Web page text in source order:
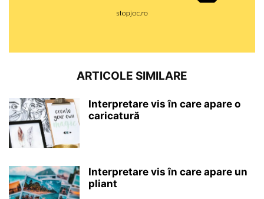
ARTICOLE SIMILARE
Interpretare vis în care apare o
caricatură
Interpretare vis în care apare un
pliant